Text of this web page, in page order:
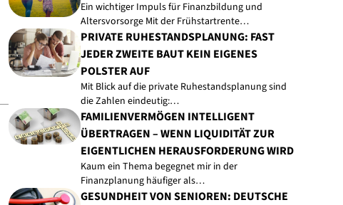
Ein wichtiger Impuls für Finanzbildung und
Altersvorsorge Mit der Frühstartrente…
PRIVATE RUHESTANDSPLANUNG: FAST
JEDER ZWEITE BAUT KEIN EIGENES
POLSTER AUF
Mit Blick auf die private Ruhestandsplanung sind
die Zahlen eindeutig:…
FAMILIENVERMÖGEN INTELLIGENT
ÜBERTRAGEN – WENN LIQUIDITÄT ZUR
EIGENTLICHEN HERAUSFORDERUNG WIRD
Kaum ein Thema begegnet mir in der
Finanzplanung häufiger als…
GESUNDHEIT VON SENIOREN: DEUTSCHE